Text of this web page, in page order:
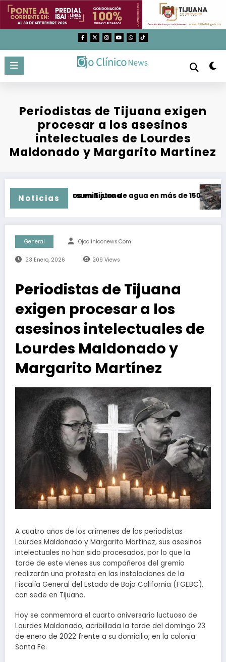
Saltar
contenido
Periodistas de Tijuana exigen
procesar a los asesinos
intelectuales de Lourdes
Maldonado y Margarito Martínez
Noticias
malos tratos en Tijuana
de suministro de agua en más de 150 colonias
General Ojocliniconews.com
23 Enero, 2026 209 Views
Periodistas de Tijuana
exigen procesar a los
asesinos intelectuales de
Lourdes Maldonado y
Margarito Martínez
A cuatro años de los crímenes de los periodistas
Lourdes Maldonado y Margarito Martínez, sus asesinos
intelectuales no han sido procesados, por lo que la
tarde de este vienes sus compañeros del gremio
realizarán una protesta en las instalaciones de la
Fiscalía General del Estado de Baja California (FGEBC),
con sede en Tijuana.
Hoy se conmemora el cuarto aniversario luctuoso de
Lourdes Maldonado, acribillada la tarde del domingo 23
de enero de 2022 frente a su domicilio, en la colonia
Santa Fe.